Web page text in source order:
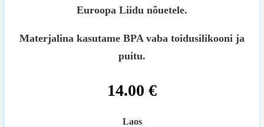
Euroopa Liidu nõuetele.
Materjalina kasutame BPA vaba toidusilikooni ja
puitu.
14.00 €
Laos